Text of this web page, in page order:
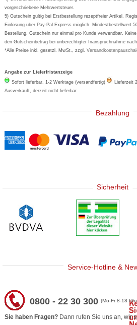
Eucerin
Basica
vorgeschriebene Mehrwertsteuer.
5) Gutschein gültig bei Erstbestellung rezeptfreier Artikel.
Einlösung über Pay-Pal Express möglich. Mindestbestellwert
Bestellung. Gutschein nur einmal pro Kunde verwendbar.
den Gutscheinbetrag bei unberechtigter Inanspruchnahme
*Alle Preise inkl. gesetzl. MwSt., zzgl.
Angabe zur Lieferfristanzeige
Sofort lieferbar, 1-2 Werktage (versandfertig)
Lieferzeit
Ausverkauft, derzeit nicht lieferbar
Bezahlung
Sicherheit
Service-Hotline &
0800 - 22 30 300(Mo-Fr 8-18
Sie haben Fragen? Dann rufen Sie uns an, wir